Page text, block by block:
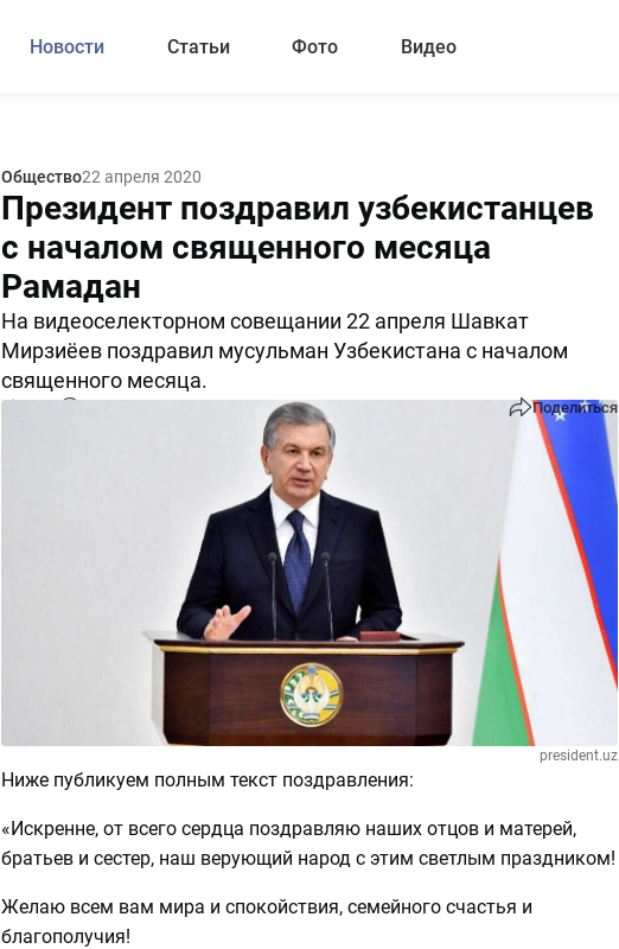
Новости Статьи Фото Видео
Общество22 апреля 2020
Президент поздравил узбекистанцев
с началом священного месяца
Рамадан
На видеоселекторном совещании 22 апреля Шавкат
Мирзиёев поздравил мусульман Узбекистана с началом
священного месяца.
Поделиться
president.uz
Ниже публикуем полным текст поздравления:
«Искренне, от всего сердца поздравляю наших отцов и матерей,
братьев и сестер, наш верующий народ с этим светлым праздником!
Желаю всем вам мира и спокойствия, семейного счастья и
благополучия!